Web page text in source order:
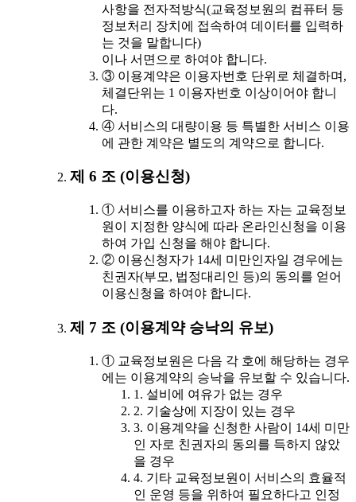
사항을 전자적방식(교육정보원의 컴퓨터 등
정보처리 장치에 접속하여 데이터를 입력하
는 것을 말합니다)
이나 서면으로 하여야 합니다.
③ 이용계약은 이용자번호 단위로 체결하며,
체결단위는 1 이용자번호 이상이어야 합니
다.
④ 서비스의 대량이용 등 특별한 서비스 이용
에 관한 계약은 별도의 계약으로 합니다.
제 6 조 (이용신청)
① 서비스를 이용하고자 하는 자는 교육정보
원이 지정한 양식에 따라 온라인신청을 이용
하여 가입 신청을 해야 합니다.
② 이용신청자가 14세 미만인자일 경우에는
친권자(부모, 법정대리인 등)의 동의를 얻어
이용신청을 하여야 합니다.
제 7 조 (이용계약 승낙의 유보)
① 교육정보원은 다음 각 호에 해당하는 경우
에는 이용계약의 승낙을 유보할 수 있습니다.
1. 설비에 여유가 없는 경우
2. 기술상에 지장이 있는 경우
3. 이용계약을 신청한 사람이 14세 미만
인 자로 친권자의 동의를 득하지 않았
을 경우
4. 기타 교육정보원이 서비스의 효율적
인 운영 등을 위하여 필요하다고 인정